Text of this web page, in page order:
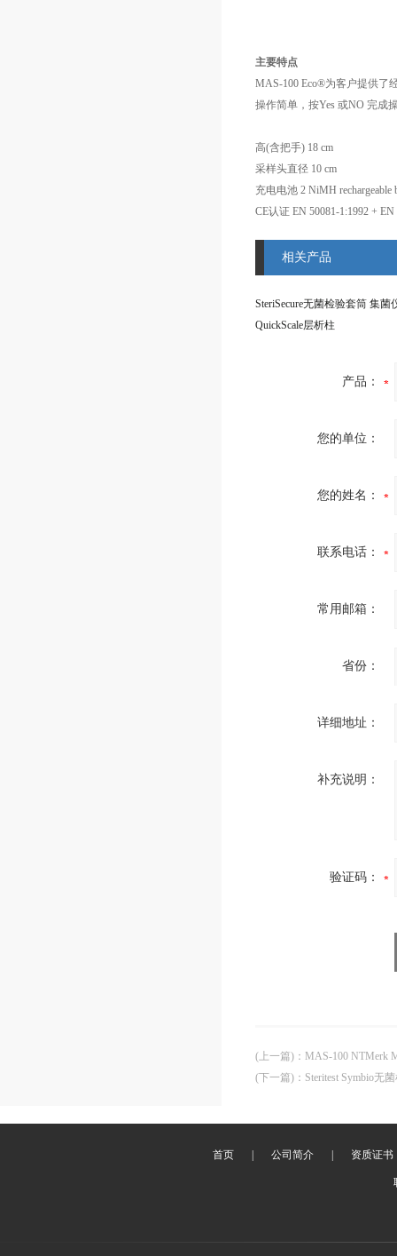
主要特点
操作简单，按Yes 或NO 完成
高(含把手) 18 cm
采样头直径 10 cm
相关产品
SteriSecure无菌检验套筒 集菌
QuickScale层析柱
产品：
您的单位：
您的姓名：
联系电话：
常用邮箱：
省份：
详细地址：
补充说明：
验证码：
(上一篇) ： MAS-100 NTMerk
(下一篇) ： Steritest Symbio无
首页 公司简介 资质证书